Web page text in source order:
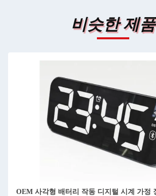
비슷한 제품
사용자 정의 얇은 디지털 시계 달 단계 데스